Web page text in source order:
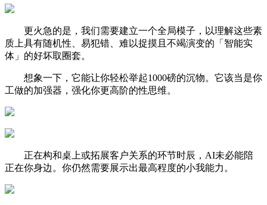
更火急的是，我们需要建立一个全局模子，以理解这些素
质上具有随机性、易犯错、难以捉摸且不竭演变的「智能实
体」的好坏取圈套。
想象一下，它能让你轻松举起1000磅的沉物。它该当是你
工做的加强器，强化你更高阶的性思维。
正在构和桌上或拓展客户关系的环节时辰，AI未必能陪
正在你身边。你仍然需要展示出最高程度的小我能力。